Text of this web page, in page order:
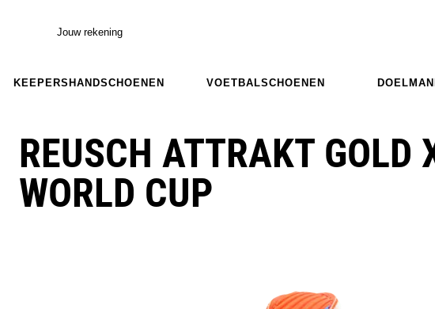
Jouw rekening
KEEPERSHANDSCHOENEN VOETBALSCHOENEN
REUSCH ATTRAKT GOLD
WORLD CUP